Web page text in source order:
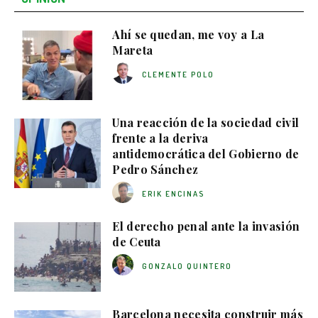
Ahí se quedan, me voy a La
Mareta
CLEMENTE POLO
Una reacción de la sociedad civil
frente a la deriva
antidemocrática del Gobierno de
Pedro Sánchez
ERIK ENCINAS
El derecho penal ante la invasión
de Ceuta
GONZALO QUINTERO
Barcelona necesita construir más